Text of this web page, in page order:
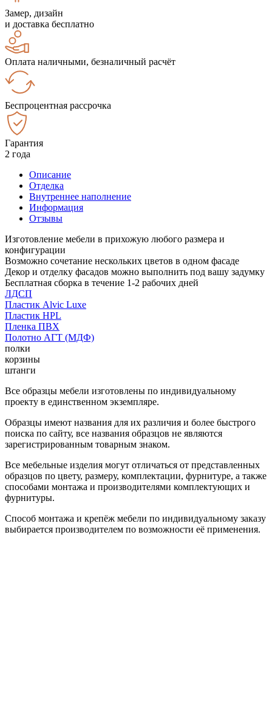
Замер, дизайн
и доставка бесплатно
Оплата наличными, безналичный расчёт
Беспроцентная рассрочка
Гарантия
2 года
Описание
Отделка
Внутреннее наполнение
Информация
Отзывы
Изготовление мебели в прихожую любого размера и
конфигурации
Возможно сочетание нескольких цветов в одном фасаде
Декор и отделку фасадов можно выполнить под вашу задумку
Бесплатная сборка в течение 1-2 рабочих дней
ЛДСП
Пластик Alvic Luxe
Пластик HPL
Пленка ПВХ
Полотно АГТ (МДФ)
полки
корзины
штанги
Все образцы мебели изготовлены по индивидуальному
проекту в единственном экземпляре.
Образцы имеют названия для их различия и более быстрого
поиска по сайту, все названия образцов не являются
зарегистрированным товарным знаком.
Все мебельные изделия могут отличаться от представленных
образцов по цвету, размеру, комплектации, фурнитуре, а также
способами монтажа и производителями комплектующих и
фурнитуры.
Способ монтажа и крепёж мебели по индивидуальному заказу
выбирается производителем по возможности её применения.